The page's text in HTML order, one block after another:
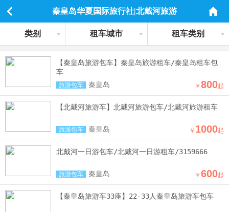
秦皇岛华夏国际旅行社|北戴河旅游
类别 租车城市 租车类别
【秦皇岛旅游包车】秦皇岛旅游租车/秦皇岛租车包
车
旅游包车 秦皇岛 ￥ 800起
【北戴河旅游车】北戴河旅游包车/北戴河旅游租车
旅游包车 秦皇岛 ￥ 1000起
北戴河一日游包车/北戴河一日游租车/3159666
旅游包车 秦皇岛 ￥ 600起
【秦皇岛旅游车33座】22-33人秦皇岛旅游车包车